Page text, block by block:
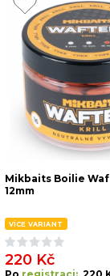
Mikbaits Boilie
12mm
VÍCE VARIANT
220 Kč